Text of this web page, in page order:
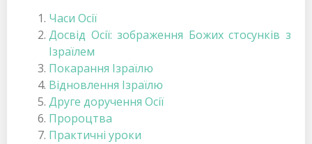
Часи Осії
Досвід Осії: зображення Божих стосунків з
Ізраїлем
Покарання Ізраїлю
Відновлення Ізраїлю
Друге доручення Осії
Пророцтва
Практичні уроки